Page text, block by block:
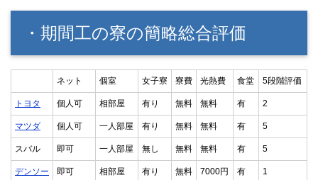
・期間工の寮の簡略総合評価
ネット 個室 女子寮 寮費 光熱費 食堂 5段階評価
トヨタ 個人可 相部屋 有り 無料 無料 有 2
マツダ 個人可 一人部屋 有り 無料 無料 有 5
スバル 即可 一人部屋 無し 無料 無料 有 5
デンソー 即可 相部屋 有り 無料 7000円 有 1